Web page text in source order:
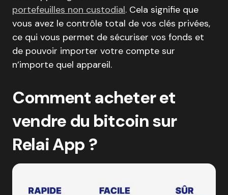
portefeuilles non custodial. Cela signifie que
vous avez le contrôle total de vos clés privées,
ce qui vous permet de sécuriser vos fonds et
de pouvoir importer votre compte sur
n’importe quel appareil.
Comment acheter et
vendre du bitcoin sur
Relai App ?